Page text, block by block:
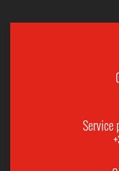
Service